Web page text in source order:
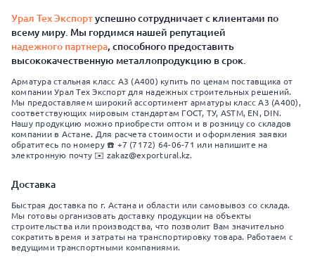
Урал Тех Экспортуспешно сотрудничает с клиентами по
всему миру. Мы гордимся нашей репутацией
надежного партнера, способного предоставить
высококачественную металлопродукцию в срок.
Арматура стальная класс А3 (А400) купить по ценам поставщика от
компании Урал Тех Экспорт для надежных строительных решений.
Мы предоставляем широкий ассортимент арматуры класс А3 (А400),
соответствующих мировым стандартам ГОСТ, ТУ, ASTM, EN, DIN.
Нашу продукцию можно приобрести оптом и в розницу со складов
компании в Астане. Для расчета стоимости и оформления заявки
обратитесь по номеру ☎️ +7 (7172) 64-06-71 или напишите на
электронную почту ✉️ zakaz@exportural.kz.
Доставка
Быстрая доставка по г. Астана и области или самовывоз со склада.
Мы готовы организовать доставку продукции на объекты
строительства или производства, что позволит Вам значительно
сократить время и затраты на транспортировку товара. Работаем с
ведущими транспортными компаниями.